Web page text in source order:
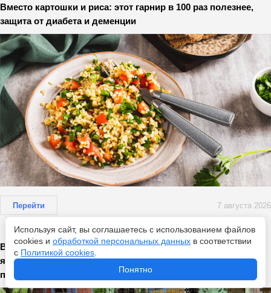
Вместо картошки и риса: этот гарнир в 100 раз полезнее,
защита от диабета и деменции
Перейти 7 августа 2026
Выпаиваю несушек травяным настоем — и собираю по 40
яиц за день: продуктивность кур выше, чем на
птицефабрике
Используя сайт, вы соглашаетесь с использованием файлов
cookies и обработкой персональных данных в соответствии
с Политикой cookies
Понятно